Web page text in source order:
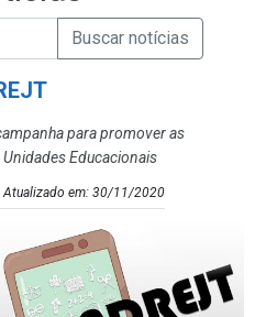
de Notícias
Enviar a Busca de Notícias
para promover as
Educacionais
em: 30/11/2020